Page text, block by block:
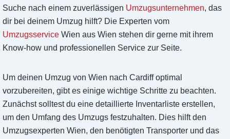
Suche nach einem zuverlässigen Umzugsunternehmen, das
dir bei deinem Umzug hilft? Die Experten vom
Umzugsservice Wien aus Wien stehen dir gerne mit ihrem
Know-how und professionellen Service zur Seite.
Um deinen Umzug von Wien nach Cardiff optimal
vorzubereiten, gibt es einige wichtige Schritte zu beachten.
Zunächst solltest du eine detaillierte Inventarliste erstellen,
um den Umfang des Umzugs festzuhalten. Dies hilft den
Umzugsexperten Wien, den benötigten Transporter und das